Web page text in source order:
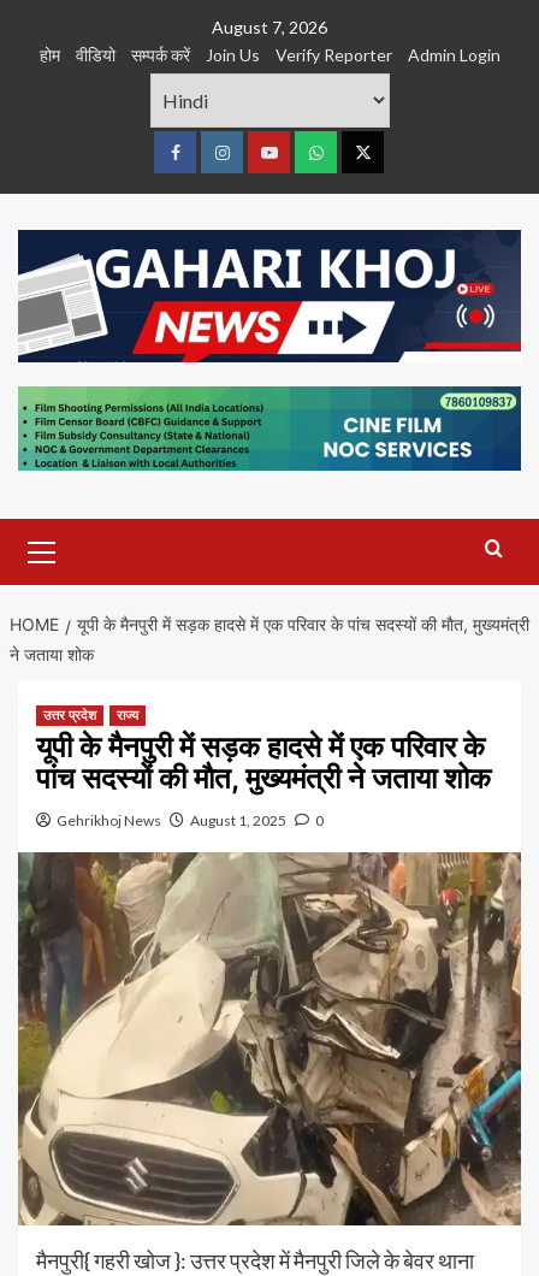
August 7, 2026
होम
वीडियो सम्पर्क करें Join Us Verify Reporter Admin Login
FacebookInstagramyoutubeWhatsTwitter
Menu
HOME
यूपी के मैनपुरी में सड़क हादसे में एक परिवार के पांच सदस्यों की माैत, मुख्यमंत्री
ने जताया शोक
उत्तर प्रदेश राज्य
यूपी के मैनपुरी में सड़क हादसे में एक परिवार के
पांच सदस्यों की माैत, मुख्यमंत्री ने जताया शोक
Gehrikhoj News August 1, 2025 0
मैनपुरी{ गहरी खोज }: उत्तर प्रदेश में मैनपुरी जिले के बेवर थाना